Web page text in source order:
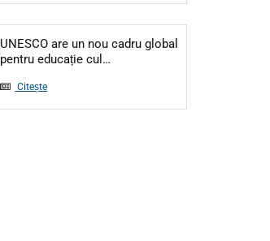
UNESCO are un nou cadru global
pentru educație cul…
Citește